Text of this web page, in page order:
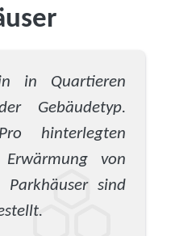
in Quartieren
Gebäudetyp.
hinterlegten
von
Parkhäuser sind